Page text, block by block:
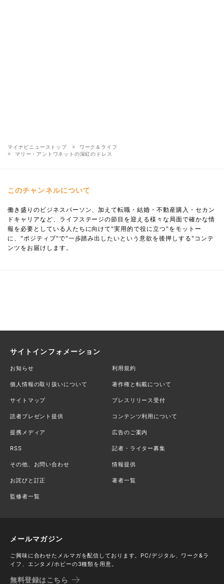
マイナビニューストップ
ワーク＆ライフ
マリー・アントワネットの深紅のドレス
このチャンネルについて
働き盛りのビジネスパーソン、加えて転職・結婚・不動産購入・セカン
ドキャリアなど、ライフステージの節目を迎える様々な局面で確かな情
報を必要としている人たちに向けて"実用的で役に立つ"をモットー
に、"ポジティブ"で"一歩踏み出したいという意欲を後押しする"コンテ
ンツをお届けします。
サイトインフォメーション
お知らせ 利用規約
個人情報の取り扱いについて 著作権と転載について
サイトマップ プレスリリース受付
読者プレゼント提供 コンテンツ利用について
提携メディア 広告のご案内
RSS 記者・ライター募集
その他、お問い合わせ 情報提供
お詫びと訂正 著者一覧
監修者一覧
メールマガジン
ご興味に合わせたメルマガを配信しております。PC/デジタル、ワーク&ラ
イフ、エンタメ/ホビーの3種類を用意。
無料登録はこちら